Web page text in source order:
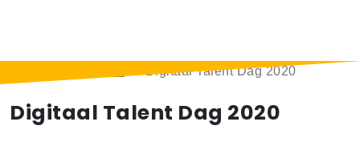
Digitaal Talent Dag 2020
Digitaal Talent Dag 2020